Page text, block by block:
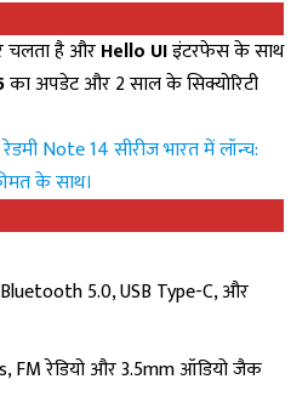
चलता है औरHello UIइंटरफेस के साथ
का अपडेट और 2 साल के सिक्योरिटी
Note 14 सीरीज भारत में लॉन्च:
के साथ।
5.0, USB Type-C, और
FM रेडियो और 3.5mm ऑडियो जैक